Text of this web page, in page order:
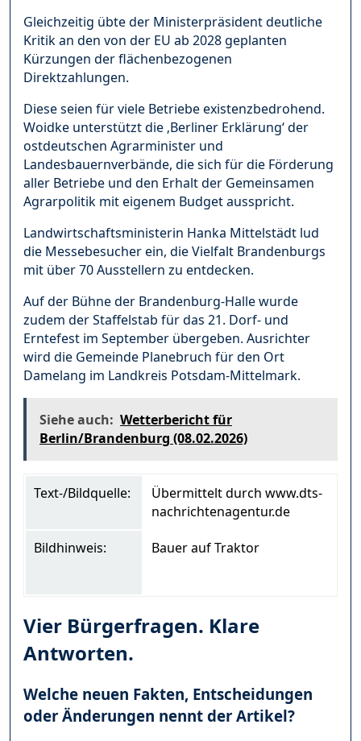
Gleichzeitig übte der Ministerpräsident deutliche
Kritik an den von der EU ab 2028 geplanten
Kürzungen der flächenbezogenen
Direktzahlungen.
Diese seien für viele Betriebe existenzbedrohend.
Woidke unterstützt die ‚Berliner Erklärung‘ der
ostdeutschen Agrarminister und
Landesbauernverbände, die sich für die Förderung
aller Betriebe und den Erhalt der Gemeinsamen
Agrarpolitik mit eigenem Budget ausspricht.
Landwirtschaftsministerin Hanka Mittelstädt lud
die Messebesucher ein, die Vielfalt Brandenburgs
mit über 70 Ausstellern zu entdecken.
Auf der Bühne der Brandenburg-Halle wurde
zudem der Staffelstab für das 21. Dorf- und
Erntefest im September übergeben. Ausrichter
wird die Gemeinde Planebruch für den Ort
Damelang im Landkreis Potsdam-Mittelmark.
Siehe auch: Wetterbericht für
Berlin/Brandenburg (08.02.2026)
Text-/Bildquelle:
Übermittelt durch www.dts-
nachrichtenagentur.de
Bildhinweis: Bauer auf Traktor
Vier Bürgerfragen. Klare
Antworten.
Welche neuen Fakten, Entscheidungen
oder Änderungen nennt der Artikel?